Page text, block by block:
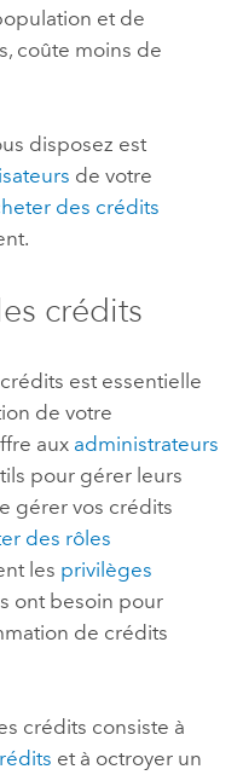
et de
coûte moins de
disposez est
de votre
des crédits
crédits
est essentielle
de votre
aux administrateurs
pour gérer leurs
gérer vos crédits
des rôles
les privilèges
ont besoin pour
de crédits
crédits consiste à
et à octroyer un